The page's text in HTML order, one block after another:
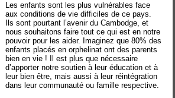
Les enfants sont les plus vulnérables face
aux conditions de vie difficiles de ce pays.
Ils sont pourtant l’avenir du Cambodge, et
nous souhaitons faire tout ce qui est en notre
pouvoir pour les aider. Imaginez que 80% des
enfants placés en orphelinat ont des parents
bien en vie ! Il est plus que nécessaire
d’apporter notre soutien à leur éducation et à
leur bien être, mais aussi à leur réintégration
dans leur communauté ou famille respective.